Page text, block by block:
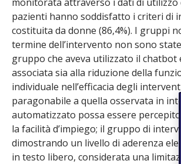
pazienti hanno soddisfatto i criteri di
costituita da donne (86,4%). I gruppi
termine dell’intervento non sono
gruppo che aveva utilizzato il
associata sia alla riduzione della
individuale nell’efficacia degli
paragonabile a quella osservata in
automatizzato possa essere
la facilità d’impiego; il gruppo di
dimostrando un livello di aderenza
in testo libero, considerata una